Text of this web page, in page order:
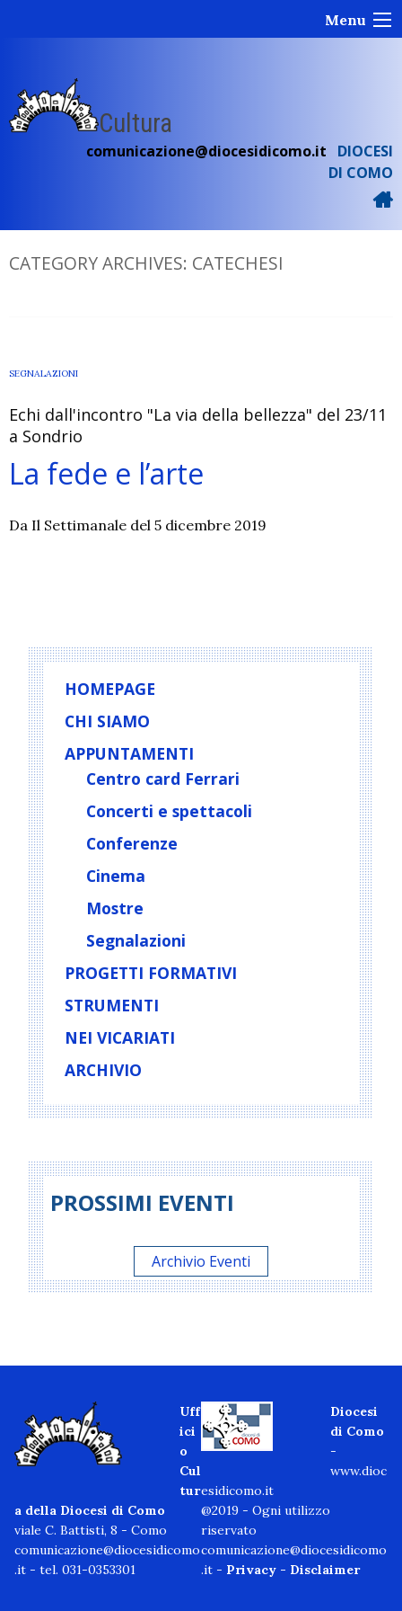
Menu
Cultura
comunicazione@diocesidicomo.it
DIOCESI
DI COMO
CATEGORY ARCHIVES: CATECHESI
SEGNALAZIONI
Echi dall'incontro "La via della bellezza" del 23/11
a Sondrio
La fede e l’arte
Da Il Settimanale del 5 dicembre 2019
HOMEPAGE
CHI SIAMO
APPUNTAMENTI
Centro card Ferrari
Concerti e spettacoli
Conferenze
Cinema
Mostre
Segnalazioni
PROGETTI FORMATIVI
STRUMENTI
NEI VICARIATI
ARCHIVIO
PROSSIMI EVENTI
Archivio Eventi
Uff
ici
o
Cul
tur
a della Diocesi di Como
viale C. Battisti, 8 - Como
comunicazione@diocesidicomo
.it - tel. 031-0353301
Diocesi
di Como
-
www.dioc
esidicomo.it
@2019 - Ogni utilizzo
riservato
comunicazione@diocesidicomo
.it - Privacy - Disclaimer